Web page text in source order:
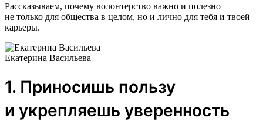
Рассказываем, почему волонтерство важно и полезно
не только для общества в целом, но и лично для тебя и твоей
карьеры.
Екатерина Васильева
1. Приносишь пользу
и укрепляешь уверенность